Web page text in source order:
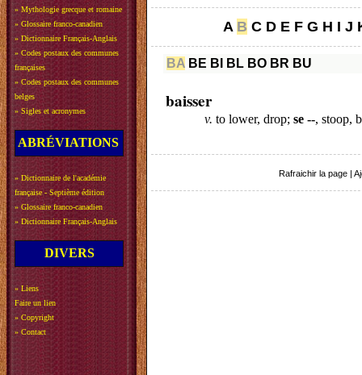
» Mythologie grecque et romaine
» Glossaire franco-canadien
» Dictionnaire Français-Anglais
» Codes postaux des communes
françaises
» Codes postaux des communes
belges
» Sigles et acronymes
ABRÉVIATIONS
» Dictionnaire de l'académie
française - Septième édition
» Glossaire franco-canadien
» Dictionnaire Français-Anglais
DIVERS
» Liens
Faire un lien
» Copyright
» Contact
A B C D E F G H I J
BA BE BI BL BO BR BU
baisser
v. to lower, drop;se --, stoop,
Rafraichir la page|